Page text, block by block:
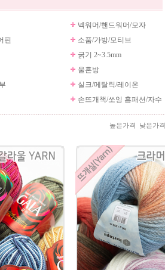
넥워머/핸드워머/모자
핀
소품/가방/모티브
굵기 2~3.5mm
울혼방
실크/메탈릭/레이온
손뜨개책/쏘잉 홈패션/자수
높은가격 낮은가격